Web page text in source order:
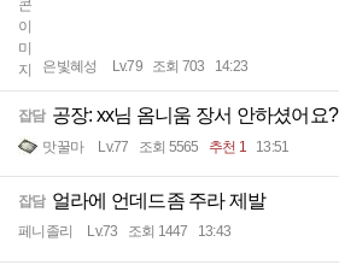
은빛혜성 Lv.79 조회 703 14:23
잡담 공장: xx님 옴니움 장서 안하셨어요?
맛꿀마 Lv.77 조회 5565 추천 1 13:51
잡담 얼라에 언데드좀 주라 제발
페니졸리 Lv.73 조회 1447 13:43